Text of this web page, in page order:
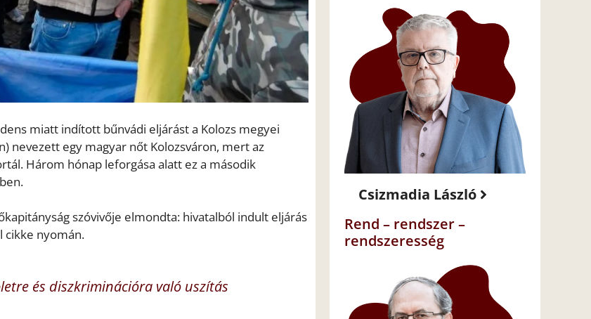
miatt indított bűnvádi eljárást a Kolozs megyei
nevezett egy magyar nőt Kolozsváron, mert az
Három hónap leforgása alatt ez a második
szóvivője elmondta: hivatalból indult eljárás
cikke nyomán.
és diszkriminációra való uszítás
Csizmadia László
Rend – rendszer –
rendszeresség